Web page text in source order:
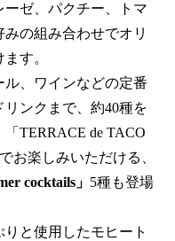
ーゼ、パクチー、トマ
の組み合わせでオリ
す。
ル、ワインなどの定番
ンクまで、約40種を
TERRACE de TACO
お楽しみいただける、
cocktails」 5種も登場
と使用したモヒート